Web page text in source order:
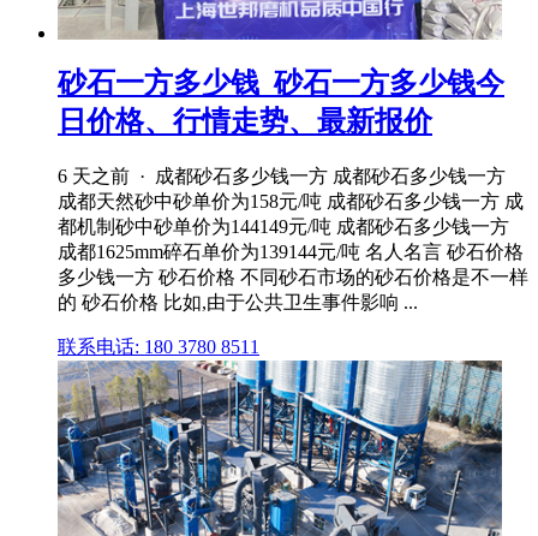
砂石一方多少钱_砂石一方多少钱今
日价格、行情走势、最新报价
6 天之前 · 成都砂石多少钱一方 成都砂石多少钱一方
成都天然砂中砂单价为158元/吨 成都砂石多少钱一方 成
都机制砂中砂单价为144149元/吨 成都砂石多少钱一方
成都1625mm碎石单价为139144元/吨 名人名言 砂石价格
多少钱一方 砂石价格 不同砂石市场的砂石价格是不一样
的 砂石价格 比如,由于公共卫生事件影响 ...
联系电话: 180 3780 8511